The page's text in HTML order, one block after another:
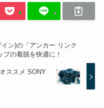
ン)の「アンカー リンク
プの着脱を快適に！
ススメ SONY